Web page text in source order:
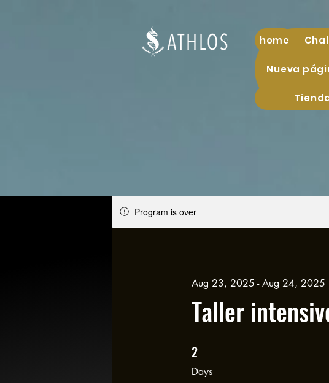
home
Nueva
Program is over
Taller
Aug 23, 2025 - Aug 24, 2025
2
Days
2 Days